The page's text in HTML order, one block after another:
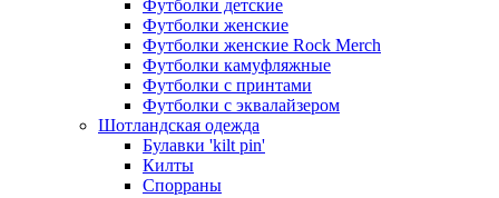
Футболки детские
Футболки женские
Футболки женские Rock Merch
Футболки камуфляжные
Футболки с принтами
Футболки с эквалайзером
Шотландская одежда
Булавки 'kilt pin'
Килты
Спорраны